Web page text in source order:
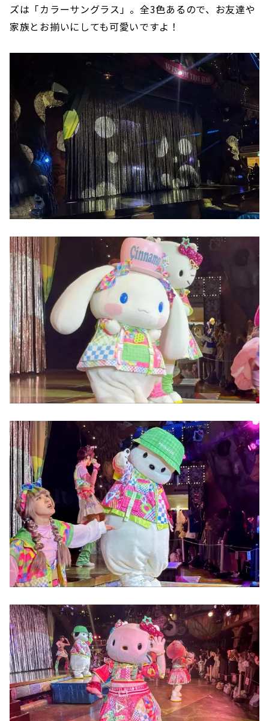
ズは「カラーサングラス」。全3色あるので、お友達や
家族とお揃いにしても可愛いですよ！